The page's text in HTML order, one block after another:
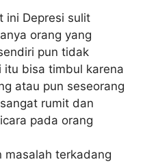
ini Depresi sulit
orang yang
pun tidak
itu bisa timbul karena
atau pun seseorang
rumit dan
pada orang
masalah terkadang